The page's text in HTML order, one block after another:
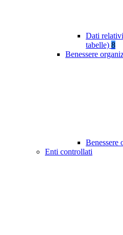
Dati
tabelle) 8
Benessere
Benessere
Enti controllati